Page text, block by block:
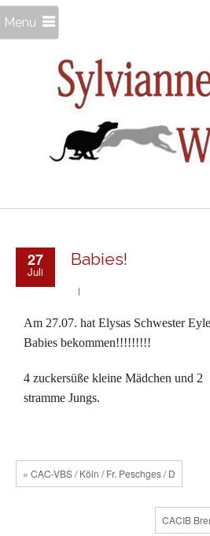
Menu
27
Juli
Babies!
Am 27.07. hat Elysas Schwester
Babies bekommen!!!!!!!!!
4 zuckersüße kleine Mädchen und 2
stramme Jungs.
« CAC-VBS / Köln / Fr. Peschges / D
CACIB